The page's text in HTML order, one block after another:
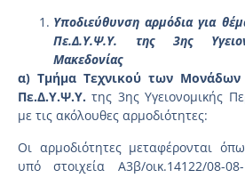
Υποδιεύθυνση αρμόδια για
Πε.Δ.Υ.Ψ.Υ. της 3ης
Μακεδονίας
α) Τμήμα Τεχνικού των Μονάδων
Πε.Δ.Υ.Ψ.Υ. της 3ης Υγειονομικής
με τις ακόλουθες αρμοδιότητες:
Οι αρμοδιότητες μεταφέρονται
υπό στοιχεία Α3β/οικ.14122/08-